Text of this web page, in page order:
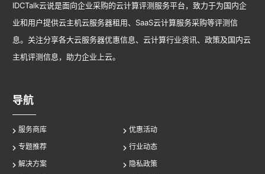
IDCTalk云说是面向企业采购的云计算评测服务平台，致力于为国内企
业和用户提供云主机云服务器租用、SaaS云计算服务采购等评测信
息。关注分享各大云服务器优惠信息、云计算行业资讯、政策及国内云
主机评测信息，助力企业上云。
导航
服务商库
优惠活动
专题推荐
行业动态
解决方案
隐私政策